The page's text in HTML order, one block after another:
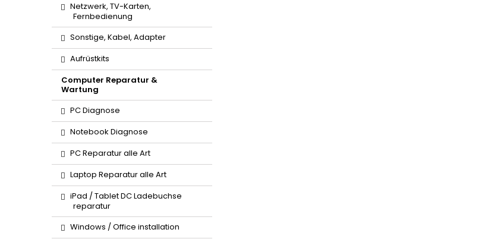
Netzwerk, TV-Karten,
Fernbedienung
Sonstige, Kabel, Adapter
Aufrüstkits
Computer Reparatur &
Wartung
PC Diagnose
Notebook Diagnose
PC Reparatur alle Art
Laptop Reparatur alle Art
iPad / Tablet DC Ladebuchse
reparatur
Windows / Office installation